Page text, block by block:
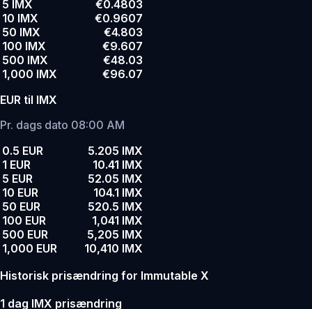
5 IMX
€0.4803
10 IMX
€0.9607
50 IMX
€4.803
100 IMX
€9.607
500 IMX
€48.03
1,000 IMX
€96.07
EUR til IMX
Pr. dags dato 08:00 AM
0.5 EUR
5.205 IMX
1 EUR
10.41 IMX
5 EUR
52.05 IMX
10 EUR
104.1 IMX
50 EUR
520.5 IMX
100 EUR
1,041 IMX
500 EUR
5,205 IMX
1,000 EUR
10,410 IMX
Historisk prisændring for Immutable X
1 dag IMX prisændring